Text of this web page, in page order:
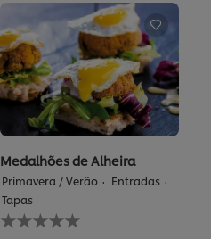
recipe
Medalhões de Alheira
Primavera / Verão
Entradas
Tapas
Nenhuma
avaliação